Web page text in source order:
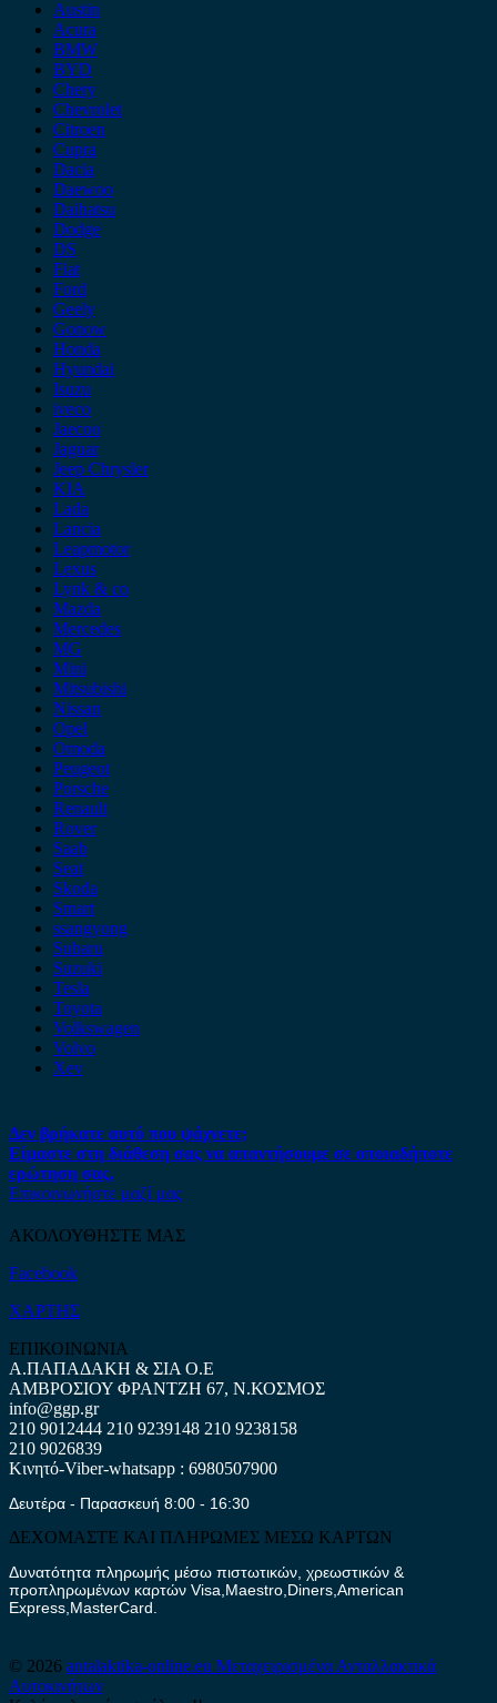
Austin
Acura
BMW
BYD
Chery
Chevrolet
Citroen
Cupra
Dacia
Daewoo
Daihatsu
Dodge
DS
Fiat
Ford
Geely
Gonow
Honda
Hyundai
Isuzu
iveco
Jaecoo
Jaguar
Jeep Chrysler
KIA
Lada
Lancia
Leapmotor
Lexus
Lynk & co
Mazda
Mercedes
MG
Mini
Mitsubishi
Nissan
Opel
Omoda
Peugeot
Porsche
Renault
Rover
Saab
Seat
Skoda
Smart
ssangyong
Subaru
Suzuki
Tesla
Toyota
Volkswagen
Volvo
Xev
Δεν βρήκατε αυτό που ψάχνετε;
Είμαστε στη διάθεση σας να απαντήσουμε σε οποιαδήποτε
ερώτηση σας.
Επικοινωνήστε μαζί μας
ΑΚΟΛΟΥΘΗΣΤΕ ΜΑΣ
Facebook
ΧΑΡΤΗΣ
ΕΠΙΚΟΙΝΩΝΙΑ
Α.ΠΑΠΑΔΑΚΗ & ΣΙΑ Ο.Ε
ΑΜΒΡΟΣΙΟΥ ΦΡΑΝΤΖΗ 67, Ν.ΚΟΣΜΟΣ
info@ggp.gr
210 9012444 210 9239148 210 9238158
210 9026839
Κινητό-Viber-whatsapp : 6980507900
Δευτέρα - Παρασκευή 8:00 - 16:30
ΔΕΧΟΜΑΣΤΕ ΚΑΙ ΠΛΗΡΩΜΕΣ ΜΕΣΩ ΚΑΡΤΩΝ
Δυνατότητα πληρωμής μέσω πιστωτικών, χρεωστικών &
προπληρωμένων καρτών Visa,Maestro,Diners,American
Express,MasterCard.
© 2026 antalaktika-online.eu Μεταχειρισμένα Ανταλλακτικά
Αυτοκινήτων